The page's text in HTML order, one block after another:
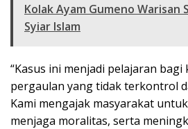
Kolak Ayam Gumeno Warisan
Syiar Islam
“Kasus ini menjadi pelajaran bagi
pergaulan yang tidak terkontrol
Kami mengajak masyarakat
menjaga moralitas, serta